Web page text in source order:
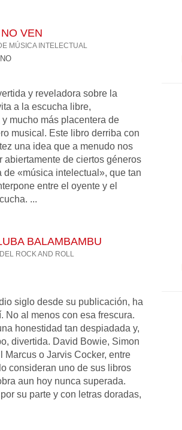
VEN
MÚSICA INTELECTUAL
y reveladora sobre la
a la escucha libre,
mucho más placentera de
musical. Este libro derriba con
una idea que a menudo nos
abiertamente de ciertos géneros
de «música intelectual», que tan
entre el oyente y el
...
BALAMBAMBU
ROCK AND ROLL
siglo desde su publicación, ha
No al menos con esa frescura.
honestidad tan despiadada y,
divertida. David Bowie, Simon
Marcus o Jarvis Cocker, entre
consideran uno de sus libros
aun hoy nunca superada.
su parte y con letras doradas,